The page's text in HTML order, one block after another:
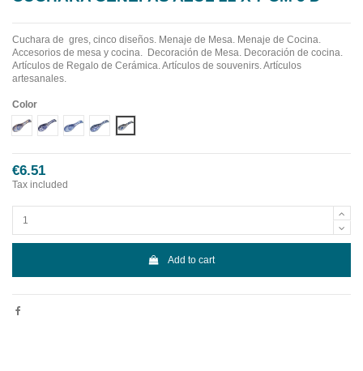
Cuchara de gres, cinco diseños. Menaje de Mesa. Menaje de Cocina.
Accesorios de mesa y cocina. Decoración de Mesa. Decoración de cocina.
Artículos de Regalo de Cerámica. Artículos de souvenirs. Artículos
artesanales.
Color
DISEÑO 1 CENEFA AZUL
DISEÑO 2 CENEFA AZUL
DISEÑO 3 CENEFA AZUL
DISEÑO 4 CENEFA AZUL
DISEÑO 5 CENEFA AZUL
€6.51
Tax included
Add to cart